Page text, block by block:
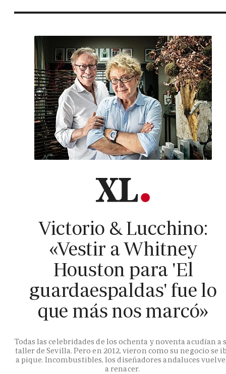
Victorio & Lucchino:
«Vestir a Whitney
Houston para 'El
guardaespaldas' fue lo
que más nos marcó»
Todas las celebridades de los ochenta y noventa acudían a
taller de Sevilla. Pero en 2012, vieron como su negocio se
a pique. Incombustibles, los diseñadores andaluces
a renacer.